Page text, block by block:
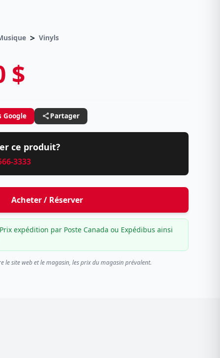
> Vinyls
$
Google Partager
ce produit?
3333
Acheter / Réserver
Prix expédition par Poste Canada ou Expédibus ainsi
le site web et le magasin, les prix du magasin prévalent.